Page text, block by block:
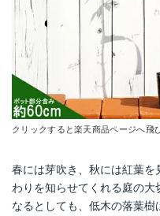
クリックすると楽天商品ページへ飛
春には芽吹き、秋には紅葉
わりを知らせてくれる庭の
なるとしても、低木の落葉樹